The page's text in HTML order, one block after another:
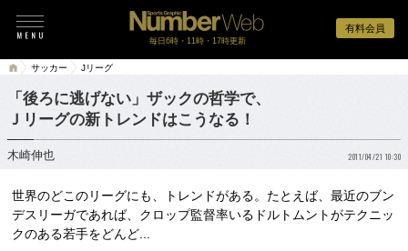
有料会員
毎日6時・11時・17時更新
サッカー Jリーグ
「後ろに逃げない」ザックの哲学で、
Ｊリーグの新トレンドはこうなる！
木崎伸也 2011/04/21 10:30
世界のどこのリーグにも、トレンドがある。たとえば、最近のブン
デスリーガであれば、クロップ監督率いるドルトムントがテクニッ
クのある若手をどんど...